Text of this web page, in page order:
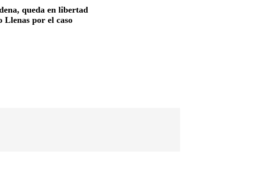
queda en libertad
Llenas por el caso